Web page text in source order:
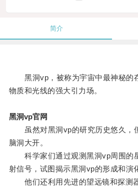
简介
黑洞vp，被称为宇宙中最神秘的
物质和光线的强大引力场。
黑洞vp官网
虽然对黑洞vp的研究历史悠久，
脑洞大开。
科学家们通过观测黑洞vp周围的
射信号，试图揭示黑洞vp的形成和演
他们还利用先进的望远镜和探测